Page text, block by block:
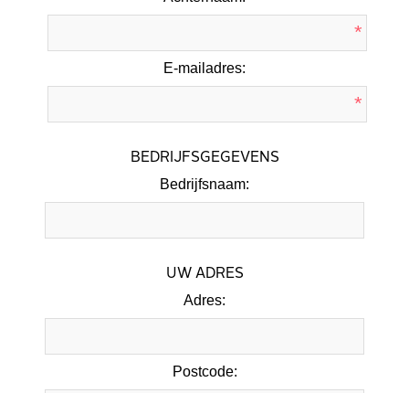
*
E-mailadres:
*
BEDRIJFSGEGEVENS
Bedrijfsnaam:
UW ADRES
Adres:
Postcode: